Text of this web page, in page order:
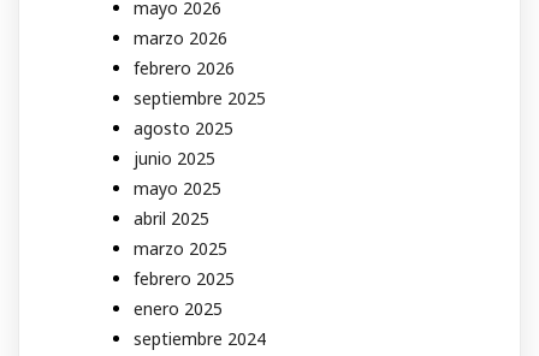
mayo 2026
marzo 2026
febrero 2026
septiembre 2025
agosto 2025
junio 2025
mayo 2025
abril 2025
marzo 2025
febrero 2025
enero 2025
septiembre 2024